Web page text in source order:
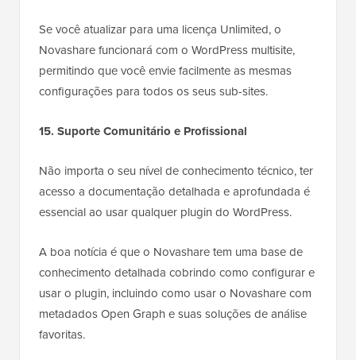
Se você atualizar para uma licença Unlimited, o
Novashare funcionará com o WordPress multisite,
permitindo que você envie facilmente as mesmas
configurações para todos os seus sub-sites.
15. Suporte Comunitário e Profissional
Não importa o seu nível de conhecimento técnico, ter
acesso a documentação detalhada e aprofundada é
essencial ao usar qualquer plugin do WordPress.
A boa notícia é que o Novashare tem uma base de
conhecimento detalhada cobrindo como configurar e
usar o plugin, incluindo como usar o Novashare com
metadados Open Graph e suas soluções de análise
favoritas.